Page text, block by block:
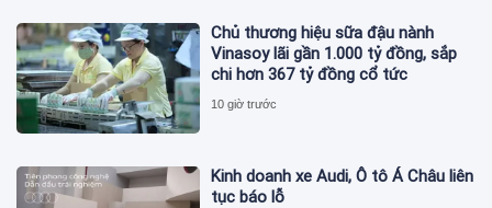
Chủ thương hiệu sữa đậu nành
Vinasoy lãi gần 1.000 tỷ đồng, sắp
chi hơn 367 tỷ đồng cổ tức
10 giờ trước
Kinh doanh xe Audi, Ô tô Á Châu liên
tục báo lỗ